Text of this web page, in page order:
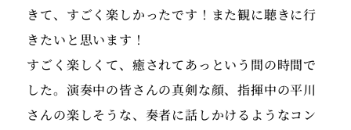
きて、すごく楽しかったです！また観に聴きに行
きたいと思います！
すごく楽しくて、癒されてあっという間の時間で
した。演奏中の皆さんの真剣な顔、指揮中の平川
さんの楽しそうな、奏者に話しかけるようなコン